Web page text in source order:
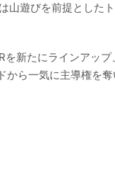
山遊びを前提とした
新たにラインアップ
から一気に主導権を